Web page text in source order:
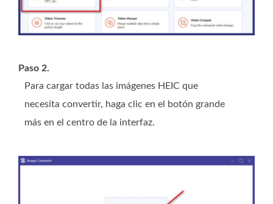
Paso 2.
Para cargar todas las imágenes HEIC que
necesita convertir, haga clic en el botón grande
más en el centro de la interfaz.